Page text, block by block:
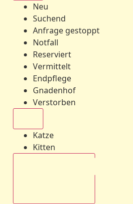
Neu
Suchend
Anfrage gestoppt
Notfall
Reserviert
Vermittelt
Endpflege
Gnadenhof
Verstorben
Katze
Kitten